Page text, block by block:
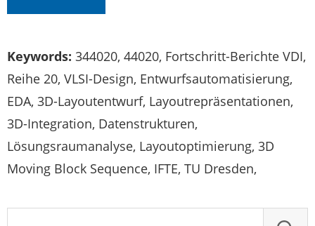
Keywords: 344020, 44020, Fortschritt-Berichte VDI,
Reihe 20, VLSI-Design, Entwurfsautomatisierung,
EDA, 3D-Layoutentwurf, Layoutrepräsentationen,
3D-Integration, Datenstrukturen,
Lösungsraumanalyse, Layoutoptimierung, 3D
Moving Block Sequence, IFTE, TU Dresden,